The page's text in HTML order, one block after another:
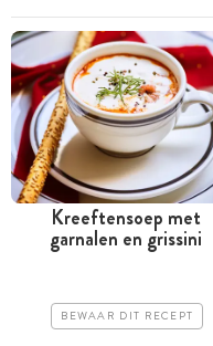
Kreeftensoep met
garnalen en grissini
BEWAAR DIT RECEPT